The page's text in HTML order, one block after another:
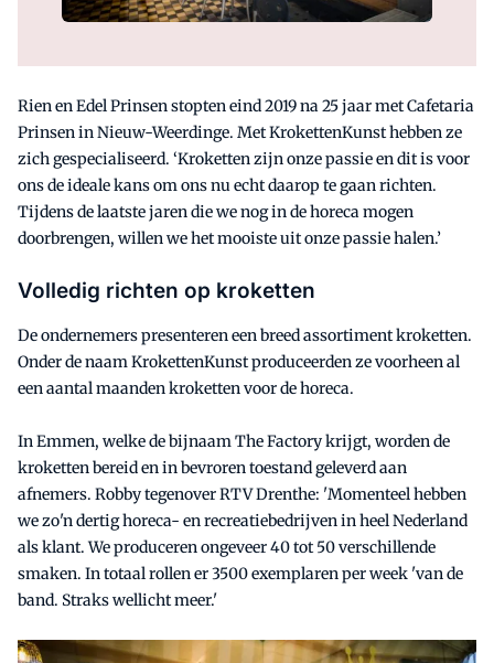
Rien en Edel Prinsen stopten eind 2019 na 25 jaar met Cafetaria
Prinsen in Nieuw-Weerdinge. Met KrokettenKunst hebben ze
zich gespecialiseerd. ‘Kroketten zijn onze passie en dit is voor
ons de ideale kans om ons nu echt daarop te gaan richten.
Tijdens de laatste jaren die we nog in de horeca mogen
doorbrengen, willen we het mooiste uit onze passie halen.’
Volledig richten op kroketten
De ondernemers presenteren een breed assortiment kroketten.
Onder de naam KrokettenKunst produceerden ze voorheen al
een aantal maanden kroketten voor de horeca.
In Emmen, welke de bijnaam The Factory krijgt, worden de
kroketten bereid en in bevroren toestand geleverd aan
afnemers. Robby tegenover RTV Drenthe: 'Momenteel hebben
we zo'n dertig horeca- en recreatiebedrijven in heel Nederland
als klant. We produceren ongeveer 40 tot 50 verschillende
smaken. In totaal rollen er 3500 exemplaren per week 'van de
band. Straks wellicht meer.'